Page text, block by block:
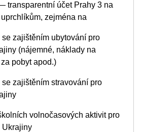
transparentní účet Prahy 3 na
zejména na
zajištěním ubytování pro
(nájemné, náklady na
pobyt apod.)
zajištěním stravování pro
volnočasových aktivit pro
Ukrajiny